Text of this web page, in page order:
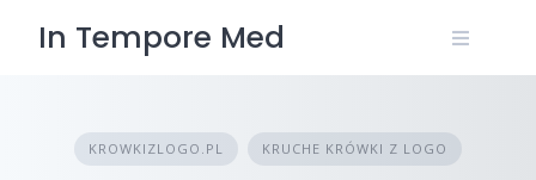
In Tempore Med
KROWKIZLOGO.PL KRUCHE KRÓWKI Z LOGO